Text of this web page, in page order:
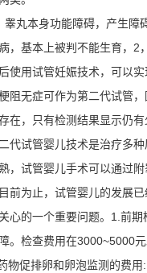
本身功能障碍，产生障碍
，基本上被判不能生育，2
使用试管妊娠技术，可以实
无症可作为第二代试管，
在，只有检测结果显示仍
试管婴儿技术是治疗多种
，试管婴儿手术可以通过
为止，试管婴儿的发展已
心的一个重要问题。1.前
。检查费用在3000~5000元
促排卵和卵泡监测的费用: